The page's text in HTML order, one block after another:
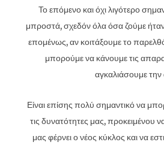
Το επόμενο και όχι λιγότερο
μπροστά, σχεδόν όλα όσα ζούμε
επομένως, αν κοιτάξουμε το
μπορούμε να κάνουμε τις
αγκαλιάσουμε
Είναι επίσης πολύ σημαντικό να
τις δυνατότητες μας, προκειμένου
μας φέρνει ο νέος κύκλος και να